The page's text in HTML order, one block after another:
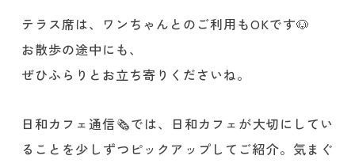
テラス席は、ワンちゃんとのご利用もOKです🐶
お散歩の途中にも、
ぜひふらりとお立ち寄りくださいね。
日和カフェ通信🗞️では、日和カフェが大切にしてい
ることを少しずつピックアップしてご紹介。気まぐ